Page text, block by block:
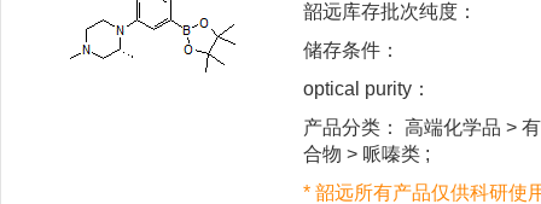
韶远库存批次纯度：
储存条件：
optical purity：
产品分类： 高端化学品 >
合物 > 哌嗪类 ;
* 韶远所有产品仅供科研使